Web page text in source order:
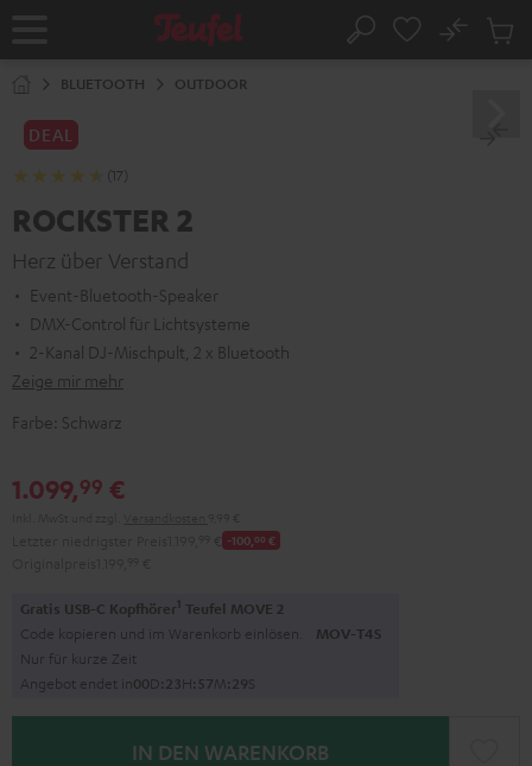
Startseite Suche
No
BLUETOOTH OUTDOOR
DEAL
(17)
ROCKSTER 2
Herz über Verstand
Event-Bluetooth-Speaker
DMX-Control für Lichtsysteme
2-Kanal DJ-Mischpult, 2 x Bluetooth
Zeige mir mehr
Farbe: Schwarz
1.099,99 €
-100,00 €
Gratis USB-C Kopfhörer1 Teufel MOVE 2
Code kopieren und im Warenkorb einlösen. MOV-T4S
Nur für kurze Zeit
Angebot endet in00D: 23H: 57M: 28S
IN DEN WARENKORB